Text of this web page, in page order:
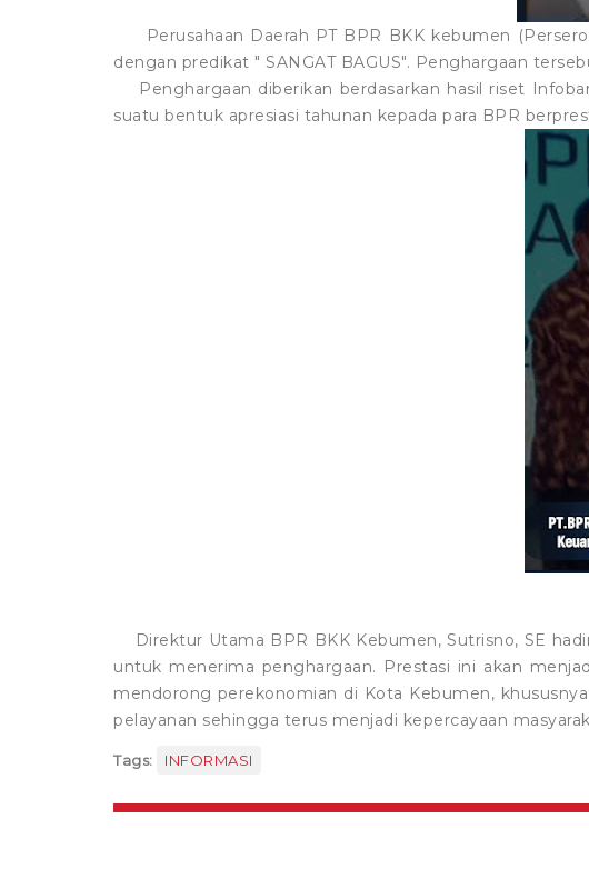
Perusahaan Daerah PT BPR BKK kebumen
dengan predikat " SANGAT BAGUS". Penghargaan
Penghargaan diberikan berdasarkan hasil riset
suatu bentuk apresiasi tahunan kepada para BPR
Direktur Utama BPR BKK Kebumen, Sutrisno, SE
untuk menerima penghargaan. Prestasi ini akan
mendorong perekonomian di Kota Kebumen,
pelayanan sehingga terus menjadi kepercayaan
Tags: INFORMASI